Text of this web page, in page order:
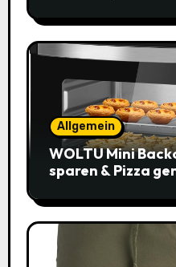
Allgemein
WOLTU Mini
sparen & Pizza